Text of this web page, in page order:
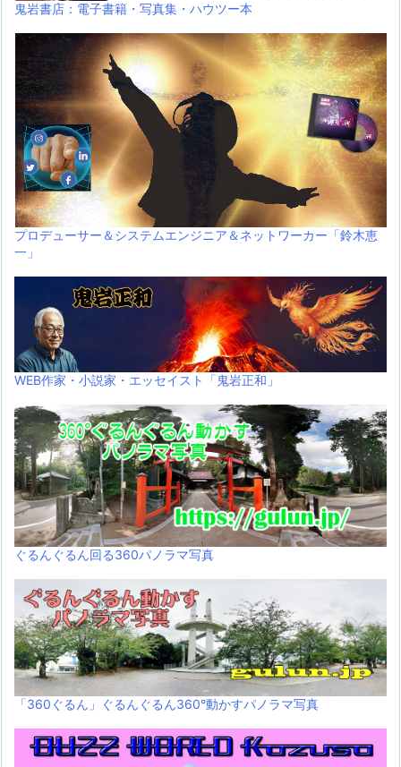
鬼岩書店：電子書籍・写真集・ハウツー本
プロデューサー＆システムエンジニア＆ネットワーカー「鈴木恵
一」
WEB作家・小説家・エッセイスト「鬼岩正和」
ぐるんぐるん回る360パノラマ写真
「360ぐるん」ぐるんぐるん360°動かすパノラマ写真